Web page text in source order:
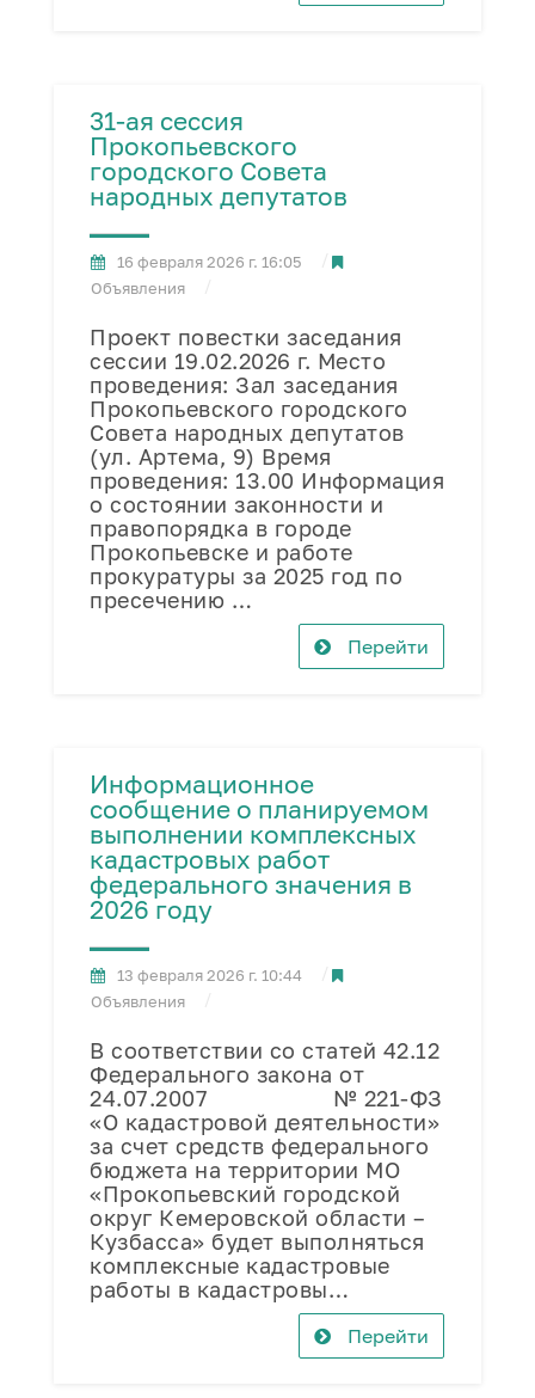
31-ая сессия
Прокопьевского
городского Совета
народных депутатов
16 февраля 2026 г. 16:05
Объявления
Проект повестки заседания
сессии 19.02.2026 г. Место
проведения: Зал заседания
Прокопьевского городского
Совета народных депутатов
(ул. Артема, 9) Время
проведения: 13.00 Информация
о состоянии законности и
правопорядка в городе
Прокопьевске и работе
прокуратуры за 2025 год по
пресечению …
Перейти
Информационное
сообщение о планируемом
выполнении комплексных
кадастровых работ
федерального значения в
2026 году
13 февраля 2026 г. 10:44
Объявления
В соответствии со статей 42.12
Федерального закона от
24.07.2007 № 221-ФЗ
«О кадастровой деятельности»
за счет средств федерального
бюджета на территории МО
«Прокопьевский городской
округ Кемеровской области –
Кузбасса» будет выполняться
комплексные кадастровые
работы в кадастровы…
Перейти